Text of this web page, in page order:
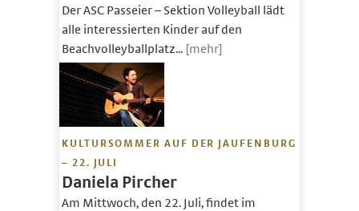
Der ASC Passeier – Sektion Volleyball lädt
alle interessierten Kinder auf den
Beachvolleyballplatz... [mehr]
KULTURSOMMER AUF DER JAUFENBURG
– 22. JULI
Daniela Pircher
Am Mittwoch, den 22. Juli, findet im